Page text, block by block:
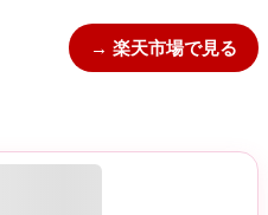
→ 楽天市場で見る